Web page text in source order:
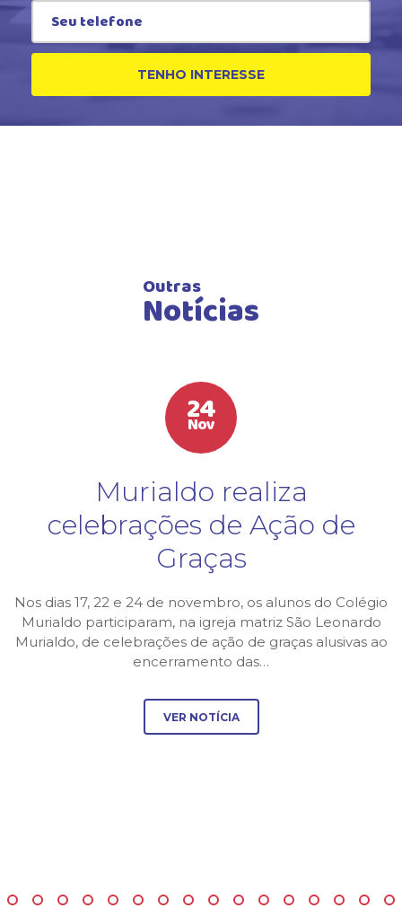
TENHO INTERESSE
Outras
Notícias
24
Nov
Murialdo realiza
celebrações de Ação de
Graças
Nos dias 17, 22 e 24 de novembro, os alunos do Colégio
Murialdo participaram, na igreja matriz São Leonardo
Murialdo, de celebrações de ação de graças alusivas ao
encerramento das…
VER NOTÍCIA